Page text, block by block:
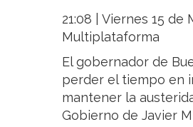
21:08 | Viernes 15 de
Multiplataforma
El gobernador de
perder el tiempo en
mantener la
Gobierno de Javier